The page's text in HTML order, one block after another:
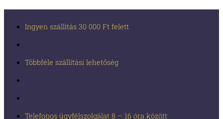
Ingyen szállítás 30 000 Ft felett
Többféle szállítási lehetőség
Telefonos ügyfélszolgálat 8 – 16 óra között